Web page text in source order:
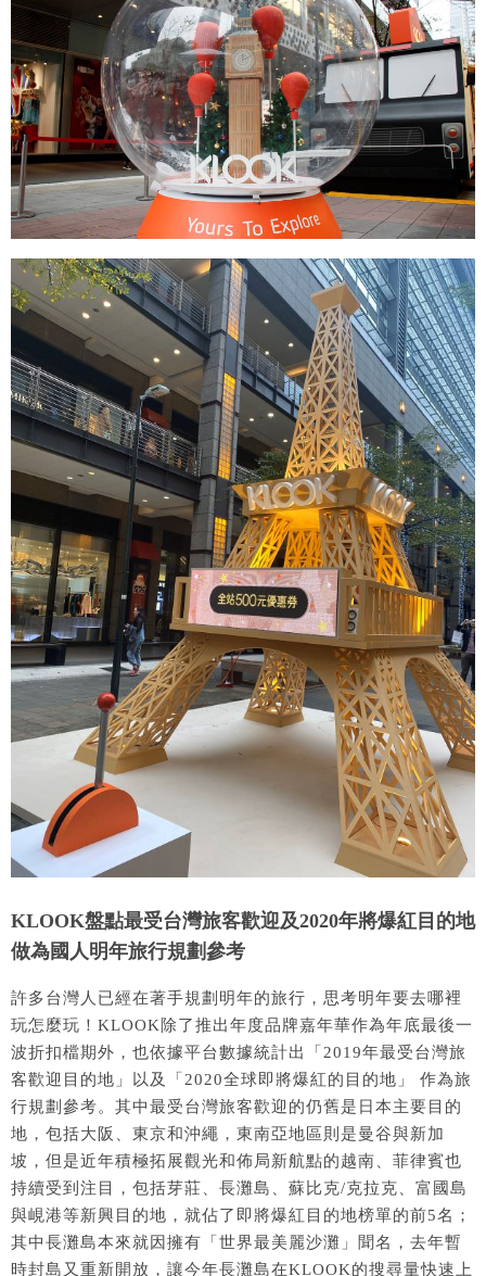
KLOOK盤點最受台灣旅客歡迎及2020年將爆紅目的地
做為國人明年旅行規劃參考
許多台灣人已經在著手規劃明年的旅行，思考明年要去哪裡
玩怎麼玩！KLOOK除了推出年度品牌嘉年華作為年底最後一
波折扣檔期外，也依據平台數據統計出「2019年最受台灣旅
客歡迎目的地」以及「2020全球即將爆紅的目的地」 作為旅
行規劃參考。其中最受台灣旅客歡迎的仍舊是日本主要目的
地，包括大阪、東京和沖繩，東南亞地區則是曼谷與新加
坡，但是近年積極拓展觀光和佈局新航點的越南、菲律賓也
持續受到注目，包括芽莊、長灘島、蘇比克/克拉克、富國島
與峴港等新興目的地，就佔了即將爆紅目的地榜單的前5名；
其中長灘島本來就因擁有「世界最美麗沙灘」聞名，去年暫
時封島又重新開放，讓今年長灘島在KLOOK的搜尋量快速上